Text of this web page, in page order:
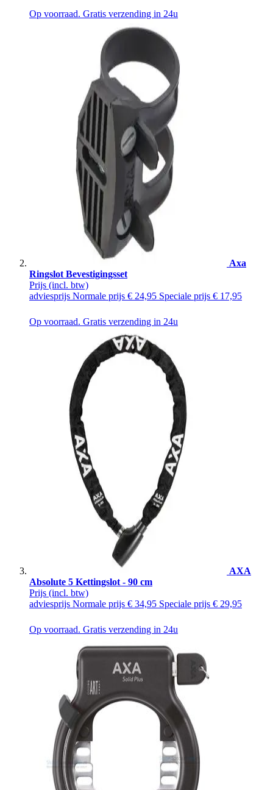
Op voorraad. Gratis verzending in 24u
Axa
Ringslot Bevestigingsset
Prijs (incl. btw)
adviesprijs Normale prijs € 24,95 Speciale prijs € 17,95
Op voorraad. Gratis verzending in 24u
AXA
Absolute 5 Kettingslot - 90 cm
Prijs (incl. btw)
adviesprijs Normale prijs € 34,95 Speciale prijs € 29,95
Op voorraad. Gratis verzending in 24u